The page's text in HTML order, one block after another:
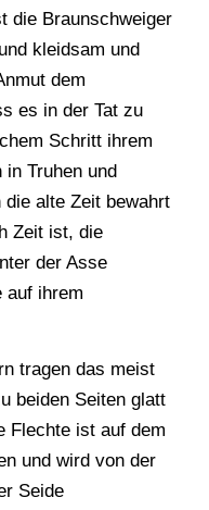
die Braunschweiger
kleidsam und
dem
es in der Tat zu
Schritt ihrem
in Truhen und
die alte Zeit bewahrt
Zeit ist, die
der Asse
auf ihrem
tragen das meist
beiden Seiten glatt
Flechte ist auf dem
und wird von der
Seide